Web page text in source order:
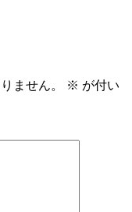
ません。 ※ が付い